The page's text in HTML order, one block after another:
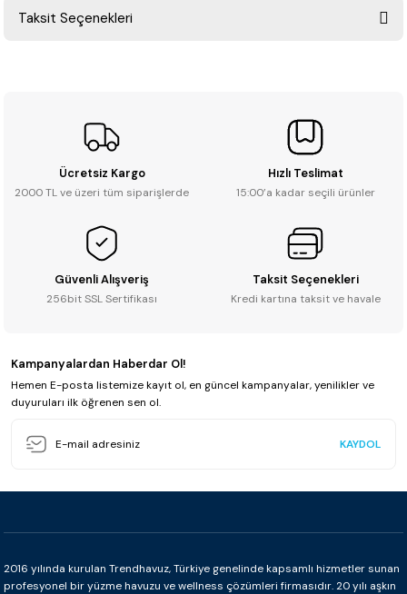
Taksit Seçenekleri
Ücretsiz Kargo
2000 TL ve üzeri tüm siparişlerde
Hızlı Teslimat
15:00’a kadar seçili ürünler
Güvenli Alışveriş
256bit SSL Sertifikası
Taksit Seçenekleri
Kredi kartına taksit ve havale
Kampanyalardan Haberdar Ol!
Hemen E-posta listemize kayıt ol, en güncel kampanyalar, yenilikler ve
duyuruları ilk öğrenen sen ol.
KAYDOL
2016 yılında kurulan Trendhavuz, Türkiye genelinde kapsamlı hizmetler sunan
profesyonel bir yüzme havuzu ve wellness çözümleri firmasıdır. 20 yılı aşkın